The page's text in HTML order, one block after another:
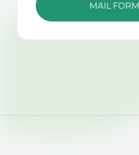
MAIL FORM